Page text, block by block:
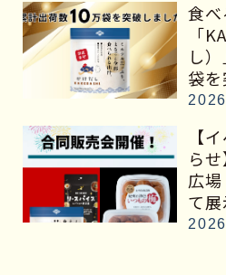
食
「
し
袋
【
ら
広
て